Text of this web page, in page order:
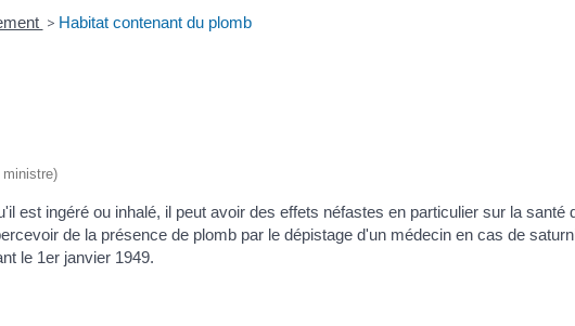
> Habitat contenant du plomb
est ingéré ou inhalé, il peut avoir des effets néfastes en particulier sur la
de la présence de plomb par le dépistage d'un médecin en cas de
le 1er janvier 1949.